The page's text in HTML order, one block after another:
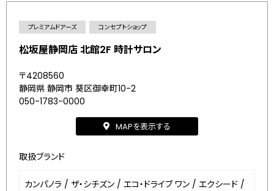
プレミアムドアーズ コンセプトショップ
松坂屋静岡店 北館2F 時計サロン
〒4208560
静岡県 静岡市 葵区御幸町10-2
050-1783-0000
MAPを表示する
取扱ブランド
カンパノラ / ザ・シチズン / エコ・ドライブ ワン / エクシード /